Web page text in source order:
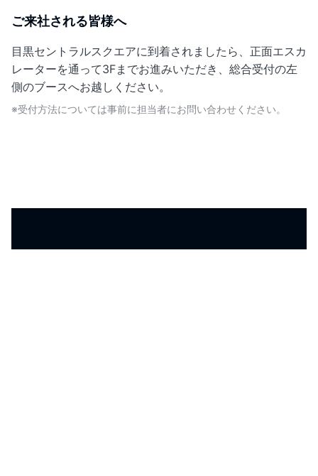
ご来社される皆様へ
目黒セントラルスクエアに到着されましたら、正面エスカ
レーターを通って3Fまでお進みいただき、総合受付の左
側のブースへお越しください。
※受付方法については事前に担当者にお問い合わせください。
JOIN US!